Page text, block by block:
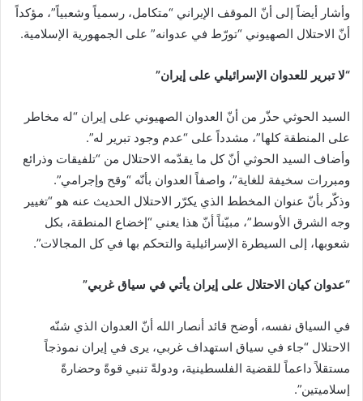
وأشار أيضاً إلى أنّ الموقف الإيراني “متكامل، رسمياً وشعبياً”، مؤكداً
أنّ الاحتلال الصهيوني “تورّط في عدوانه” على الجمهورية الإسلامية.
“لا تبرير للعدوان الإسرائيلي على إيران”
السيد الحوثي حذّر من أنّ العدوان الصهيوني على إيران “له مخاطر
على المنطقة كلها”، مشدداً على “عدم وجود تبرير له”.
وأضاف السيد الحوثي أنّ كل ما يقدّمه الاحتلال من “تلفيقات وذرائع
ومبررات سخيفة للغاية”، واصفاً العدوان بأنّه “وقح وإجرامي”.
وذكّر بأنّ عنوان المخطط الذي يكرّر الاحتلال الحديث عنه هو “تغيير
وجه الشرق الأوسط”، مبيّناً أنّ هذا يعني “إخضاع المنطقة، بكل
شعوبها، إلى السيطرة الإسرائيلية والتحكم بها في كل المجالات”.
“عدوان كيان الاحتلال على إيران يأتي في سياق غربي”
في السياق نفسه، أوضح قائد أنصار الله أنّ العدوان الذي شنّه
الاحتلال “جاء في سياق استهداف غربي، يرى في إيران نموذجاً
مستقلاً داعماً للقضية الفلسطينية، ودولةً تنبي قوةً وحضارةً
إسلاميتين”.